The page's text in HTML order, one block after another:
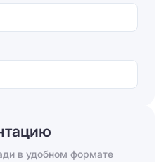
в удобном формате